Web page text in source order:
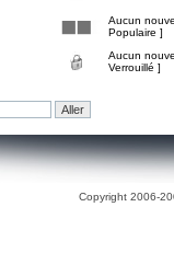
Aucun
Populaire ]
Aucun
Verrouillé ]
Copyright 2006-